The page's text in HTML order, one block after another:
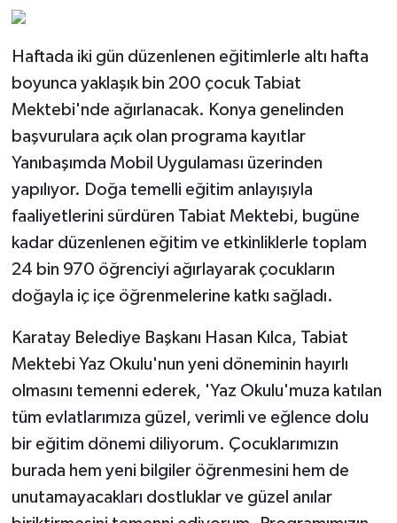
Haftada iki gün düzenlenen eğitimlerle altı hafta
boyunca yaklaşık bin 200 çocuk Tabiat
Mektebi'nde ağırlanacak. Konya genelinden
başvurulara açık olan programa kayıtlar
Yanıbaşımda Mobil Uygulaması üzerinden
yapılıyor. Doğa temelli eğitim anlayışıyla
faaliyetlerini sürdüren Tabiat Mektebi, bugüne
kadar düzenlenen eğitim ve etkinliklerle toplam
24 bin 970 öğrenciyi ağırlayarak çocukların
doğayla iç içe öğrenmelerine katkı sağladı.
Karatay Belediye Başkanı Hasan Kılca, Tabiat
Mektebi Yaz Okulu'nun yeni döneminin hayırlı
olmasını temenni ederek, 'Yaz Okulu'muza katılan
tüm evlatlarımıza güzel, verimli ve eğlence dolu
bir eğitim dönemi diliyorum. Çocuklarımızın
burada hem yeni bilgiler öğrenmesini hem de
unutamayacakları dostluklar ve güzel anılar